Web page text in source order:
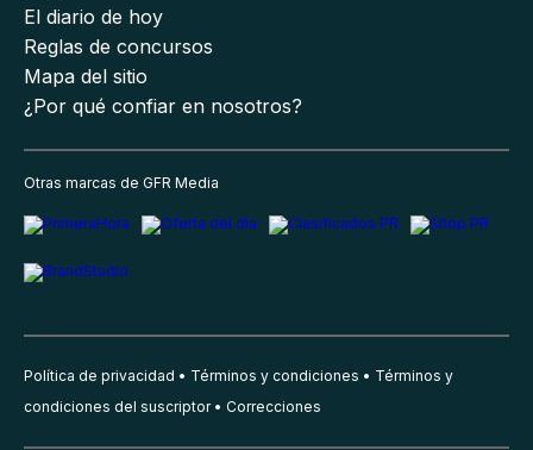
El diario de hoy
Reglas de concursos
Mapa del sitio
¿Por qué confiar en nosotros?
Otras marcas de GFR Media
Política de privacidad Términos y condiciones
Términos y
condiciones del suscriptor
Correcciones